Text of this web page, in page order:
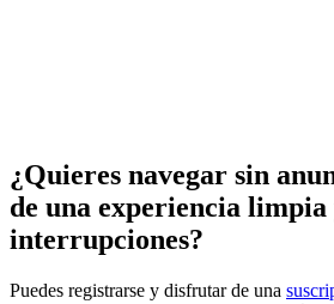
¿Quieres navegar sin
de una experiencia limpia
interrupciones?
Puedes registrarse y disfrutar de una